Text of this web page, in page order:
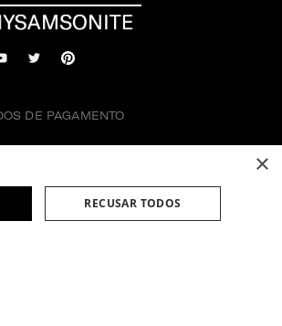
DE PAGAMENTO
×
RECUSAR TODOS